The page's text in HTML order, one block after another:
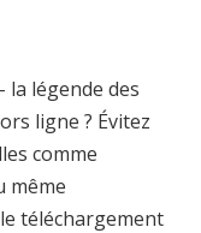
la légende des
ligne ? Évitez
comme
même
téléchargement